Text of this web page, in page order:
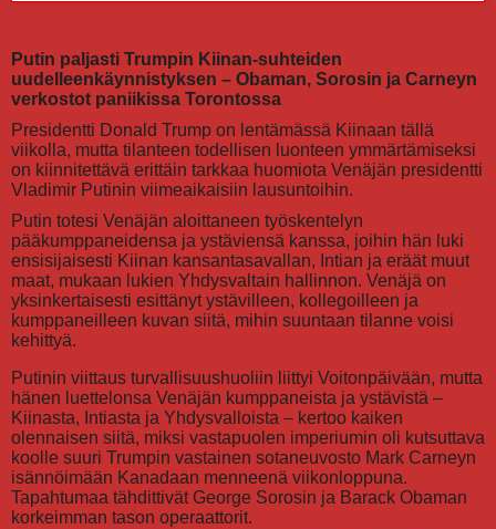
Putin paljasti Trumpin Kiinan-suhteiden
uudelleenkäynnistyksen – Obaman, Sorosin ja Carneyn
verkostot paniikissa Torontossa
Presidentti Donald Trump on lentämässä Kiinaan tällä
viikolla, mutta tilanteen todellisen luonteen ymmärtämiseksi
on kiinnitettävä erittäin tarkkaa huomiota Venäjän presidentti
Vladimir Putinin viimeaikaisiin lausuntoihin.
Putin totesi Venäjän aloittaneen työskentelyn
pääkumppaneidensa ja ystäviensä kanssa, joihin hän luki
ensisijaisesti Kiinan kansantasavallan, Intian ja eräät muut
maat, mukaan lukien Yhdysvaltain hallinnon. Venäjä on
yksinkertaisesti esittänyt ystävilleen, kollegoilleen ja
kumppaneilleen kuvan siitä, mihin suuntaan tilanne voisi
kehittyä.
Putinin viittaus turvallisuushuoliin liittyi Voitonpäivään, mutta
hänen luettelonsa Venäjän kumppaneista ja ystävistä –
Kiinasta, Intiasta ja Yhdysvalloista – kertoo kaiken
olennaisen siitä, miksi vastapuolen imperiumin oli kutsuttava
koolle suuri Trumpin vastainen sotaneuvosto Mark Carneyn
isännöimään Kanadaan menneenä viikonloppuna.
Tapahtumaa tähdittivät George Sorosin ja Barack Obaman
korkeimman tason operaattorit.